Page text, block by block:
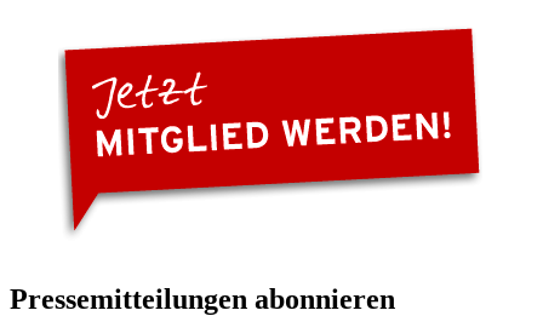
Pressemitteilungen abonnieren